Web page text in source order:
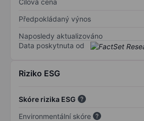
Cílová cena
Předpokládaný výnos
Naposledy aktualizováno
Data poskytnuta od
Riziko ESG
Skóre rizika ESG
Environmentální skóre